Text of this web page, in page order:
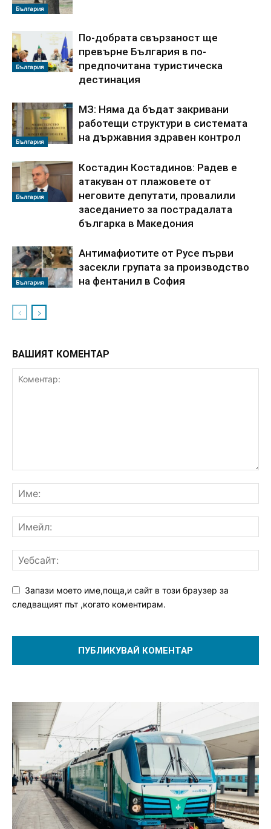
България
България
По‑добрата свързаност ще
превърне България в по-
предпочитана туристическа
дестинация
България
МЗ: Няма да бъдат закривани
работещи структури в системата
на държавния здравен контрол
България
Костадин Костадинов: Радев е
атакуван от плажoвете от
неговите депутати, провалили
заседанието за пострадалата
българка в Македония
България
Антимафиотите от Русе първи
засекли групата за производство
на фентанил в София
ВАШИЯТ КОМЕНТАР
Запази моето име,поща,и сайт в този браузер за
следващият път ,когато коментирам.